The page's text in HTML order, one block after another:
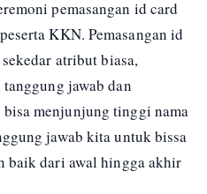
pemasangan id card
KKN. Pemasangan id
atribut biasa,
jawab dan
menjunjung tinggi nama
jawab kita untuk bissa
baik dari awal hingga akhir